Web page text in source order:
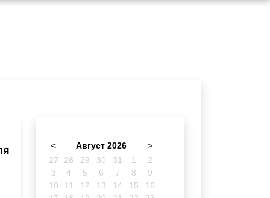
< Август 2026 >
27 28 29 30 31 1
2
3
4 5 6 7 8
9
10
11 12 13 14 15
16